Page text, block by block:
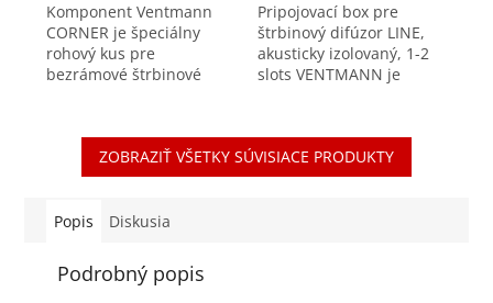
Komponent Ventmann
CORNER je špeciálny
rohový kus pre
bezrámové štrbinové
estetické prepojenie
dvoch línií v rohu...
Pripojovací box pre
štrbinový difúzor LINE,
akusticky izolovaný, 1-2
slots VENTMANN je
difúzorov. Komponenty
zo sadrového
kompozitu...
ZOBRAZIŤ VŠETKY SÚVISIACE PRODUKTY
Popis Diskusia
Podrobný popis